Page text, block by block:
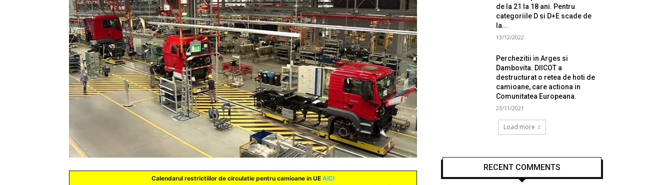
Calendarul restrictiilor de circulatie pentru camioane in UE AICI
de la 21 la 18 ani. Pentru
categoriile D si D+E scade de
la...
13/12/2022
Perchezitii in Arges si
Dambovita. DIICOT a
destructurat o retea de hoti de
camioane, care actiona in
Comunitatea Europeana.
23/11/2021
Load more
RECENT COMMENTS